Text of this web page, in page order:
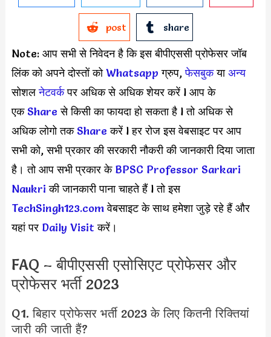
post share
Note: आप सभी से निवेदन है कि इस बीपीएससी प्रोफेसर जॉब
लिंक को अपने दोस्तों कोWhatsapp ग्रुप,फेसबुकयाअन्य
सोशलनेटवर्कपर अधिक से अधिक शेयर करें l आप के
एक Shareसे किसी का फायदा हो सकता है l तो अधिक से
अधिक लोगो तकShareकरें l हर रोज इस वेबसाइट पर आप
सभी को, सभी प्रकार की सरकारी नौकरी की जानकारी दिया जाता
है। तो आप सभी प्रकार केBPSC Professor Sarkari
Naukri की जानकारी पाना चाहते हैं l तो इस
TechSingh123.comवेबसाइट के साथ हमेशा जुड़े रहे हैं और
यहां पर Daily Visit करें।
FAQ – बीपीएससी एसोसिएट प्रोफेसर और
प्रोफेसर भर्ती 2023
Q1. बिहार प्रोफेसर भर्ती 2023 के लिए कितनी रिक्तियां
जारी की जाती हैं?